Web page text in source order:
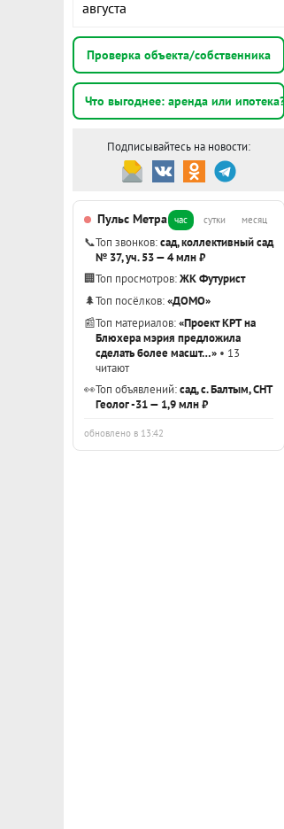
августа
Проверка объекта/собственника
Что выгоднее: аренда или ипотека?
Подписывайтесь на новости:
Пульс Метра час сутки месяц
📞Топ звонков:сад, коллективный сад
№ 37, уч. 53 — 4 млн ₽
🏢Топ просмотров:ЖК Футурист
🌲Топ посёлков:«ДОМО»
📰Топ материалов:«Проект КРТ на
Блюхера мэрия предложила
сделать более масшт…» • 13
читают
👀Топ объявлений:сад, с. Балтым, СНТ
Геолог -31 — 1,9 млн ₽
обновлено в 13:42